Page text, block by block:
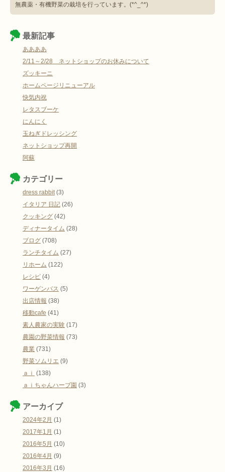
無農薬・有機野菜の栽培を行っています。(*^_^*)
最新記事
ああああ
2/11～2/28 ネットショップのお休みについて
ズッキーニ
ホームページリニューアル
快気内祝
レタスブーケ
にんにく
玉ねぎドレッシング
ネットショップ再開
阿蘇
カテゴリー
dress rabbit (3)
イタリア 日記 (26)
クッキング (42)
ディナータイム (28)
ブログ (708)
ランチタイム (27)
リホーム (122)
レシピ (4)
ワーゲンバス (5)
出店情報 (38)
移動cafe (41)
素人農家の実験 (17)
農園の野菜情報 (73)
農業 (731)
野菜ソムリエ (9)
ａｉ (138)
ａｉちゃんハーブ園 (3)
アーカイブ
2024年2月 (1)
2017年1月 (1)
2016年5月 (10)
2016年4月 (9)
2016年3月 (16)